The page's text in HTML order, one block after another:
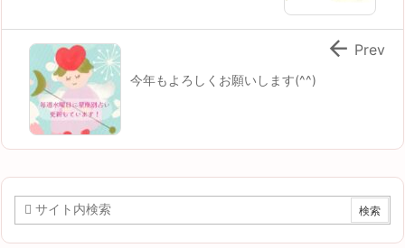
今年もよろしくお願いします(^^)
 Prev